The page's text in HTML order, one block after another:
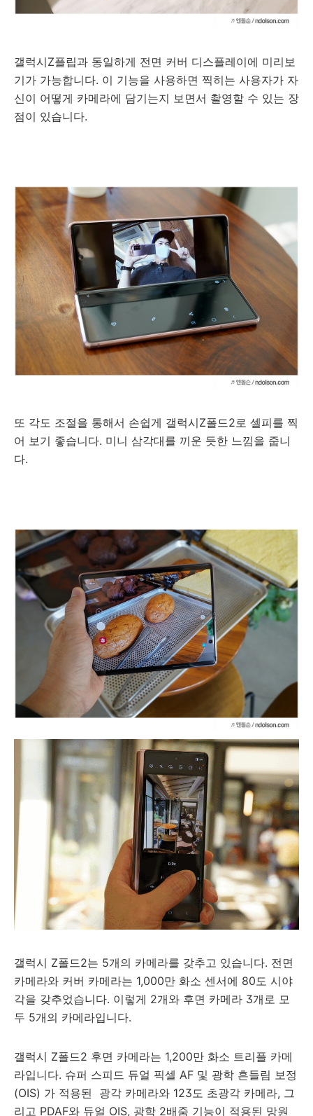
갤럭시Z플립과 동일하게 전면 커버 디스플레이에 미리보
기가 가능합니다. 이 기능을 사용하면 찍히는 사용자가 자
신이 어떻게 카메라에 담기는지 보면서 촬영할 수 있는 장
점이 있습니다.
또 각도 조절을 통해서 손쉽게 갤럭시Z폴드2로 셀피를 찍
어 보기 좋습니다. 미니 삼각대를 끼운 듯한 느낌을 줍니
다.
갤럭시 Z폴드2는 5개의 카메라를 갖추고 있습니다. 전면
카메라와 커버 카메라는 1,000만 화소 센서에 80도 시야
각을 갖추었습니다. 이렇게 2개와 후면 카메라 3개로 모
두 5개의 카메라입니다.
갤럭시 Z폴드2 후면 카메라는 1,200만 화소 트리플 카메
라입니다. 슈퍼 스피드 듀얼 픽셀 AF 및 광학 흔들림 보정
(OIS) 가 적용된 광각 카메라와 123도 초광각 카메라, 그
리고 PDAF와 듀얼 OIS, 광학 2배줌 기능이 적용된 망원